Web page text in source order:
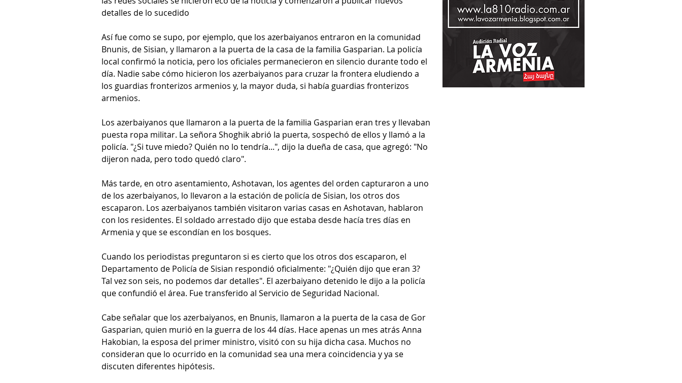
detalles de lo sucedido
Así fue como se supo, por ejemplo, que los azerbaiyanos entraron en la comunidad
Bnunis, de Sisian, y llamaron a la puerta de la casa de la familia Gasparian. La policía
local confirmó la noticia, pero los oficiales permanecieron en silencio durante todo el
día. Nadie sabe cómo hicieron los azerbaiyanos para cruzar la frontera eludiendo a
los guardias fronterizos armenios y, la mayor duda, si había guardias fronterizos
armenios.
Los azerbaiyanos que llamaron a la puerta de la familia Gasparian eran tres y llevaban
puesta ropa militar. La señora Shoghik abrió la puerta, sospechó de ellos y llamó a la
policía. "¿Si tuve miedo? Quién no lo tendría...", dijo la dueña de casa, que agregó: "No
dijeron nada, pero todo quedó claro".
Más tarde, en otro asentamiento, Ashotavan, los agentes del orden capturaron a uno
de los azerbaiyanos, lo llevaron a la estación de policía de Sisian, los otros dos
escaparon. Los azerbaiyanos también visitaron varias casas en Ashotavan, hablaron
con los residentes. El soldado arrestado dijo que estaba desde hacía tres días en
Armenia y que se escondían en los bosques.
Cuando los periodistas preguntaron si es cierto que los otros dos escaparon, el
Departamento de Policía de Sisian respondió oficialmente: "¿Quién dijo que eran 3?
Tal vez son seis, no podemos dar detalles". El azerbaiyano detenido le dijo a la policía
que confundió el área. Fue transferido al Servicio de Seguridad Nacional.
Cabe señalar que los azerbaiyanos, en Bnunis, llamaron a la puerta de la casa de Gor
Gasparian, quien murió en la guerra de los 44 días. Hace apenas un mes atrás Anna
Hakobian, la esposa del primer ministro, visitó con su hija dicha casa. Muchos no
consideran que lo ocurrido en la comunidad sea una mera coincidencia y ya se
discuten diferentes hipótesis.